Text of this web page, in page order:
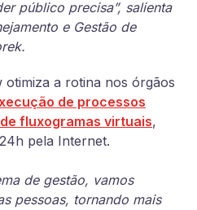
público precisa”, salienta
e Gestão de
a rotina nos órgãos
de processos
fluxogramas virtuais,
pela Internet.
de gestão, vamos
pessoas, tornando mais